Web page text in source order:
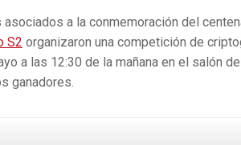
a la conmemoración del
S2 organizaron una competición de
a las 12:30 de la mañana en el salón
ganadores.